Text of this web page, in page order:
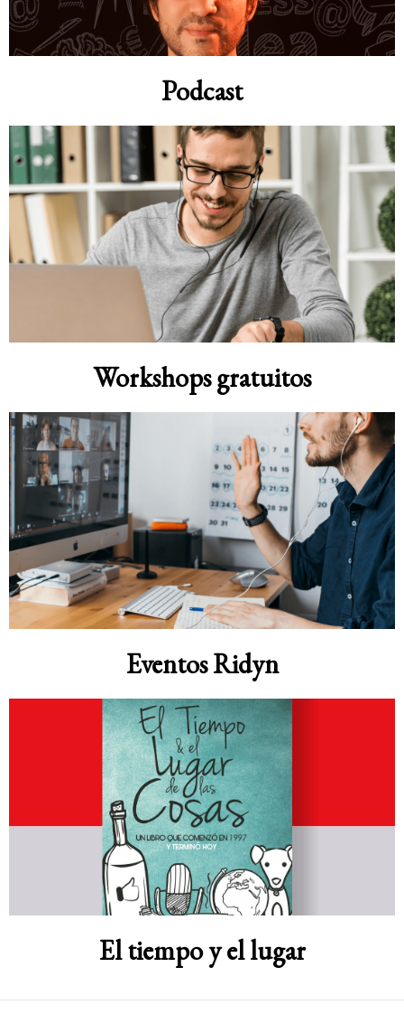
Podcast
Workshops gratuitos
Eventos Ridyn
El tiempo y el lugar